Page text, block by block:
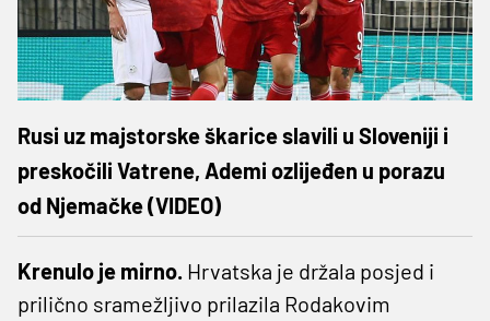
Rusi uz majstorske škarice slavili u Sloveniji i
preskočili Vatrene, Ademi ozlijeđen u porazu
od Njemačke (VIDEO)
Krenulo je mirno. Hrvatska je držala posjed i
prilično sramežljivo prilazila Rodakovim